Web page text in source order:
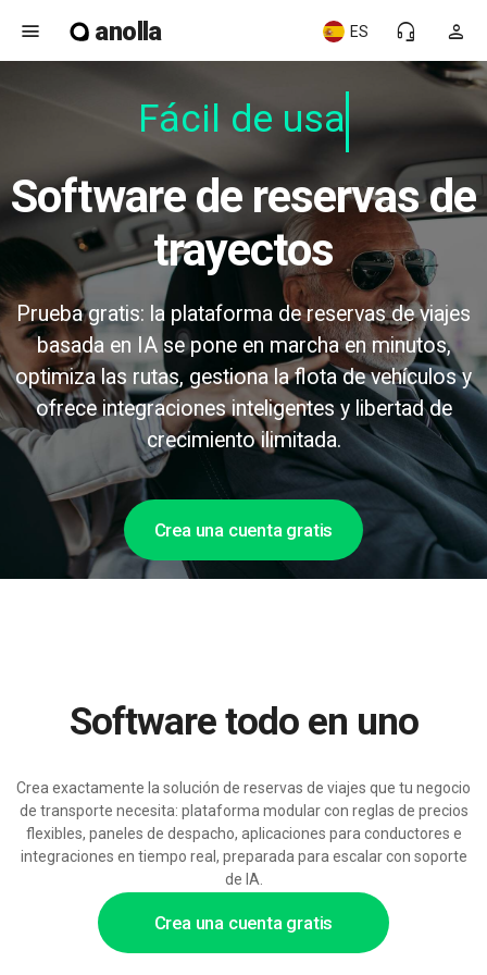
menu anolla person
headset_mic
ES
Fácil de usar
Software de reservas de
trayectos
Prueba gratis: la plataforma de reservas de viajes
basada en IA se pone en marcha en minutos,
optimiza las rutas, gestiona la flota de vehículos y
ofrece integraciones inteligentes y libertad de
crecimiento ilimitada.
Crea una cuenta gratis
Crea una cuenta gratis
Software todo en uno
Crea exactamente la solución de reservas de viajes que tu negocio
de transporte necesita: plataforma modular con reglas de precios
flexibles, paneles de despacho, aplicaciones para conductores e
integraciones en tiempo real, preparada para escalar con soporte
de IA.